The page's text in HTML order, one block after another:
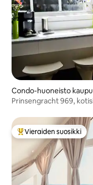
Condo-huoneisto
Prinsengracht 969,
Vieraiden suosikkien
Vieraiden suosikki